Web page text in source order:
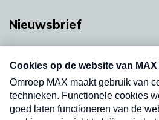
Nieuwsbrief
nieuwsbrief. Elke vrijdag- en
uw mailbox.